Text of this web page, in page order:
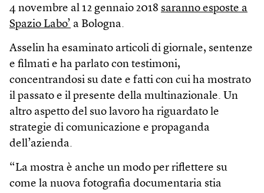
4 novembre al 12 gennaio 2018 saranno esposte a
Spazio Labo’ a Bologna.
Asselin ha esaminato articoli di giornale, sentenze
e filmati e ha parlato con testimoni,
concentrandosi su date e fatti con cui ha mostrato
il passato e il presente della multinazionale. Un
altro aspetto del suo lavoro ha riguardato le
strategie di comunicazione e propaganda
dell’azienda.
“La mostra è anche un modo per riflettere su
come la nuova fotografia documentaria stia